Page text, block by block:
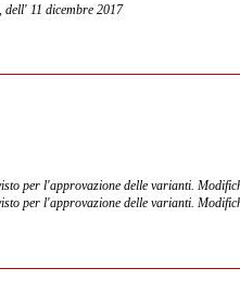
11 dicembre 2017
per l'approvazione delle varianti.
per l'approvazione delle varianti.